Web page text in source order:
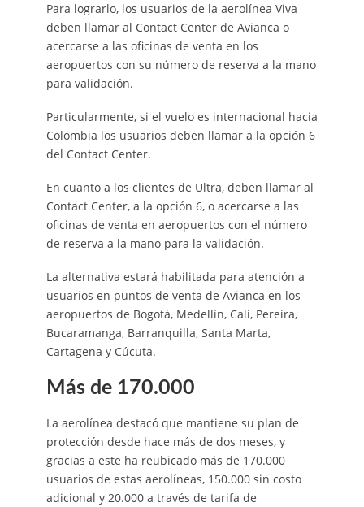
Para lograrlo, los usuarios de la aerolínea Viva
deben llamar al Contact Center de Avianca o
acercarse a las oficinas de venta en los
aeropuertos con su número de reserva a la mano
para validación.
Particularmente, si el vuelo es internacional hacia
Colombia los usuarios deben llamar a la opción 6
del Contact Center.
En cuanto a los clientes de Ultra, deben llamar al
Contact Center, a la opción 6, o acercarse a las
oficinas de venta en aeropuertos con el número
de reserva a la mano para la validación.
La alternativa estará habilitada para atención a
usuarios en puntos de venta de Avianca en los
aeropuertos de Bogotá, Medellín, Cali, Pereira,
Bucaramanga, Barranquilla, Santa Marta,
Cartagena y Cúcuta.
Más de 170.000
La aerolínea destacó que mantiene su plan de
protección desde hace más de dos meses, y
gracias a este ha reubicado más de 170.000
usuarios de estas aerolíneas, 150.000 sin costo
adicional y 20.000 a través de tarifa de